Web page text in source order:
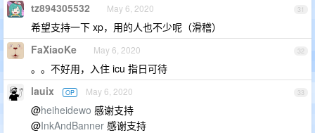
31
tz894305532 May 6, 2020
希望支持一下 xp，用的人也不少呢（滑稽）
32
FaXiaoKe May 6, 2020
。。不好用，入住 icu 指日可待
33
lauix OP May 6, 2020
@heiheidewo 感谢支持
@InkAndBanner 感谢支持